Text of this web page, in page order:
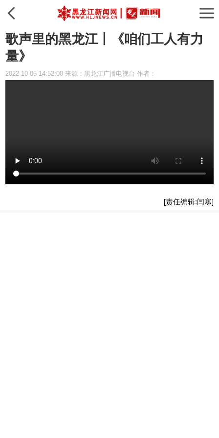
歌声里的黑龙江丨《咱们工人有力
量》
2022-10-05 14:52:00 来源：黑龙江广播电视台 作者：
[责任编辑:闫寒]